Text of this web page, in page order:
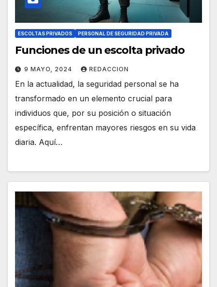
ESCOLTAS PRIVADOS PERSONAL DE SEGURIDAD PRIVADA
Funciones de un escolta privado
9 MAYO, 2024 REDACCION
En la actualidad, la seguridad personal se ha
transformado en un elemento crucial para
individuos que, por su posición o situación
específica, enfrentan mayores riesgos en su vida
diaria. Aquí…